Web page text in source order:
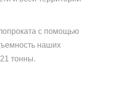
с помощью
наших
тонны.